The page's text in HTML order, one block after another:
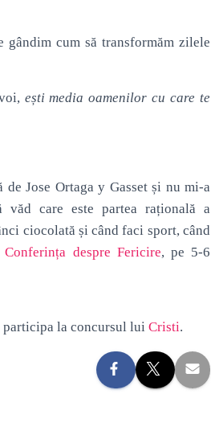
cum să transformăm zilele
ești media oamenilor cu care te
de Jose Ortaga y Gasset și nu mi-a
văd care este partea rațională a
ciocolată și când faci sport, când
Conferința despre Fericire, pe 5-6
participa la concursul lui Cristi.